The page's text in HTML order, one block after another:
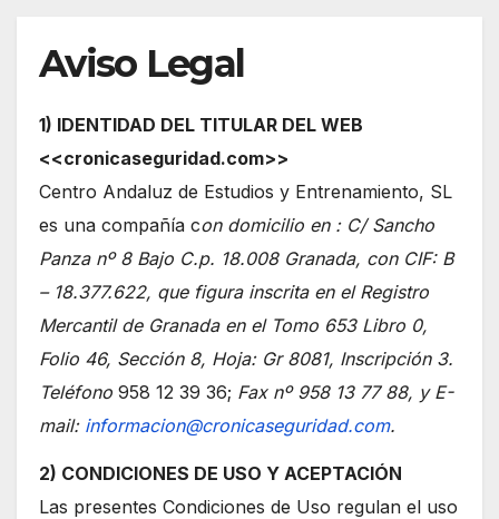
Aviso Legal
1) IDENTIDAD DEL TITULAR DEL WEB
<<cronicaseguridad.com>>
Centro Andaluz de Estudios y Entrenamiento, SL
es una compañía con domicilio en : C/ Sancho
Panza nº 8 Bajo C.p. 18.008 Granada, con CIF: B
– 18.377.622, que figura inscrita en el Registro
Mercantil de Granada en el Tomo 653 Libro 0,
Folio 46, Sección 8, Hoja: Gr 8081, Inscripción 3.
Teléfono 958 12 39 36; Fax nº 958 13 77 88, y E-
mail: informacion@cronicaseguridad.com.
2) CONDICIONES DE USO Y ACEPTACIÓN
Las presentes Condiciones de Uso regulan el uso